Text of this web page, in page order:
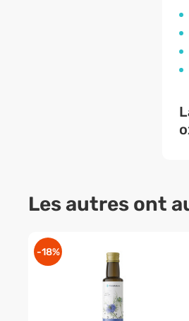
Les autres ont
-18%